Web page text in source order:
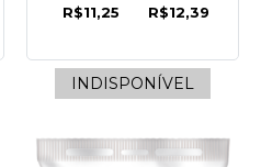
COMPRAR
R$11,25
R$12,39
INDISPONÍVEL